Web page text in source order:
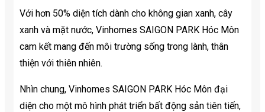
Với hơn 50% diện tích dành cho không gian xanh, cây
xanh và mặt nước, Vinhomes SAIGON PARK Hóc Môn
cam kết mang đến môi trường sống trong lành, thân
thiện với thiên nhiên.
Nhìn chung, Vinhomes SAIGON PARK Hóc Môn đại
diện cho một mô hình phát triển bất động sản tiên tiến,